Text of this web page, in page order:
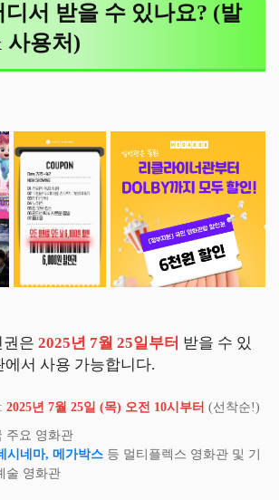
디서 받을 수 있나요? (발
사용처)
권은 2025년 7월 25일부터 받을 수 있
에서 사용 가능합니다.
: 2025년 7월 25일 (목) 오전 10시부터 (선착순!)
주요 영화관
시네마, 메가박스 등 멀티플렉스 영화관 및 기
술 영화관